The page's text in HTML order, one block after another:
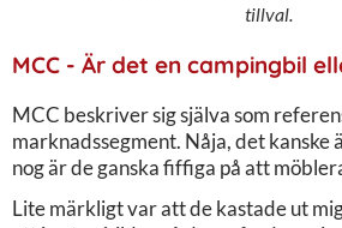
tillval.
MCC - Är det en campingbil
MCC beskriver sig själva som
marknadssegment. Nåja, det
nog är de ganska fiffiga på att
Lite märkligt var att de kastade ut